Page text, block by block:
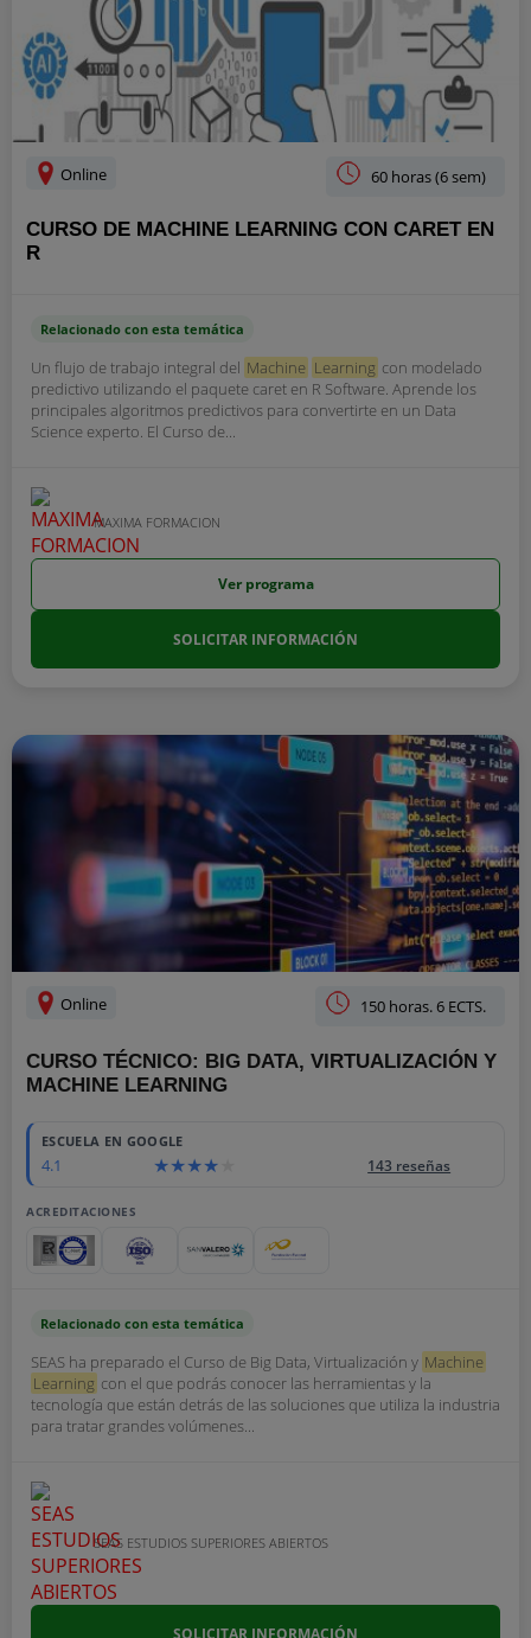
Online 60 horas (6 sem)
CURSO DE MACHINE LEARNING CON CARET EN
R
Relacionado con esta temática
Un flujo de trabajo integral del Machine Learning con modelado
predictivo utilizando el paquete caret en R Software. Aprende los
principales algoritmos predictivos para convertirte en un Data
Science experto. El Curso de...
MAXIMA FORMACION
Ver programa
SOLICITAR INFORMACIÓN
Online 150 horas. 6 ECTS.
CURSO TÉCNICO: BIG DATA, VIRTUALIZACIÓN Y
MACHINE LEARNING
ESCUELA EN GOOGLE
4.1 143 reseñas
ACREDITACIONES
Relacionado con esta temática
SEAS ha preparado el Curso de Big Data, Virtualización y Machine
Learning con el que podrás conocer las herramientas y la
tecnología que están detrás de las soluciones que utiliza la industria
para tratar grandes volúmenes...
SEAS ESTUDIOS SUPERIORES ABIERTOS
SOLICITAR INFORMACIÓN